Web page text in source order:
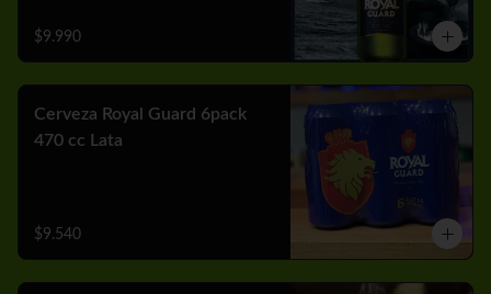
$9.990
Cerveza Royal Guard 6pack
470 cc Lata
$9.540